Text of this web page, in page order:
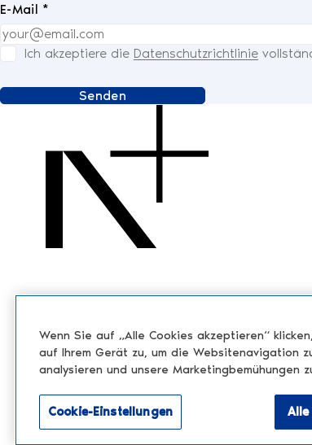
E-Mail *
Ich akzeptiere die Datenschutzrichtlinie
Senden
Wenn Sie auf „Alle Cookies akzeptieren“
auf Ihrem Gerät zu, um die Websitenavigation
analysieren und unsere Marketingbemühungen
Cookie-Einstellungen